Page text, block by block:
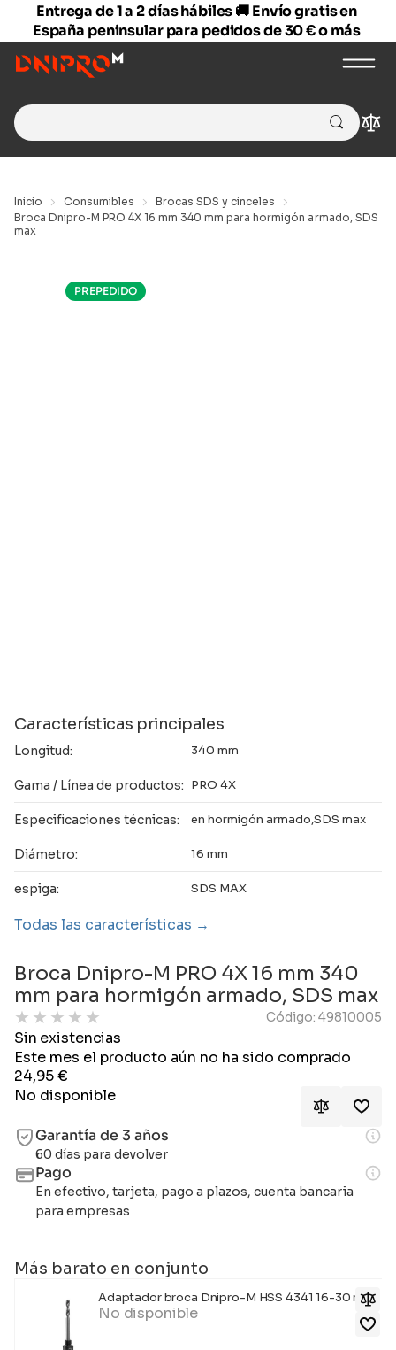
Entrega de 1 a 2 días hábiles 🚚 Envío gratis en
España peninsular para pedidos de 30 € o más
Search
for:
Inicio Consumibles
Brocas SDS y cinceles
Broca Dnipro-M PRO 4X 16 mm 340 mm para hormigón armado, SDS
max
PREPEDIDO
Características principales
Longitud: 340 mm
Gama / Línea de productos: PRO 4X
Especificaciones técnicas: en hormigón armado,SDS max
Diámetro: 16 mm
espiga: SDS MAX
Todas las características
Broca Dnipro-M PRO 4X 16 mm 340
mm para hormigón armado, SDS max
★ ★ ★ ★ ★ Código: 49810005
Sin existencias
Este mes el producto aún no ha sido comprado
24,95€
No disponible
Garantía de 3 años
60 días para devolver
Pago
En efectivo, tarjeta, pago a plazos, cuenta bancaria
para empresas
Más barato en conjunto
Adaptador broca Dnipro-M HSS 4341 16-30 mm
No disponible